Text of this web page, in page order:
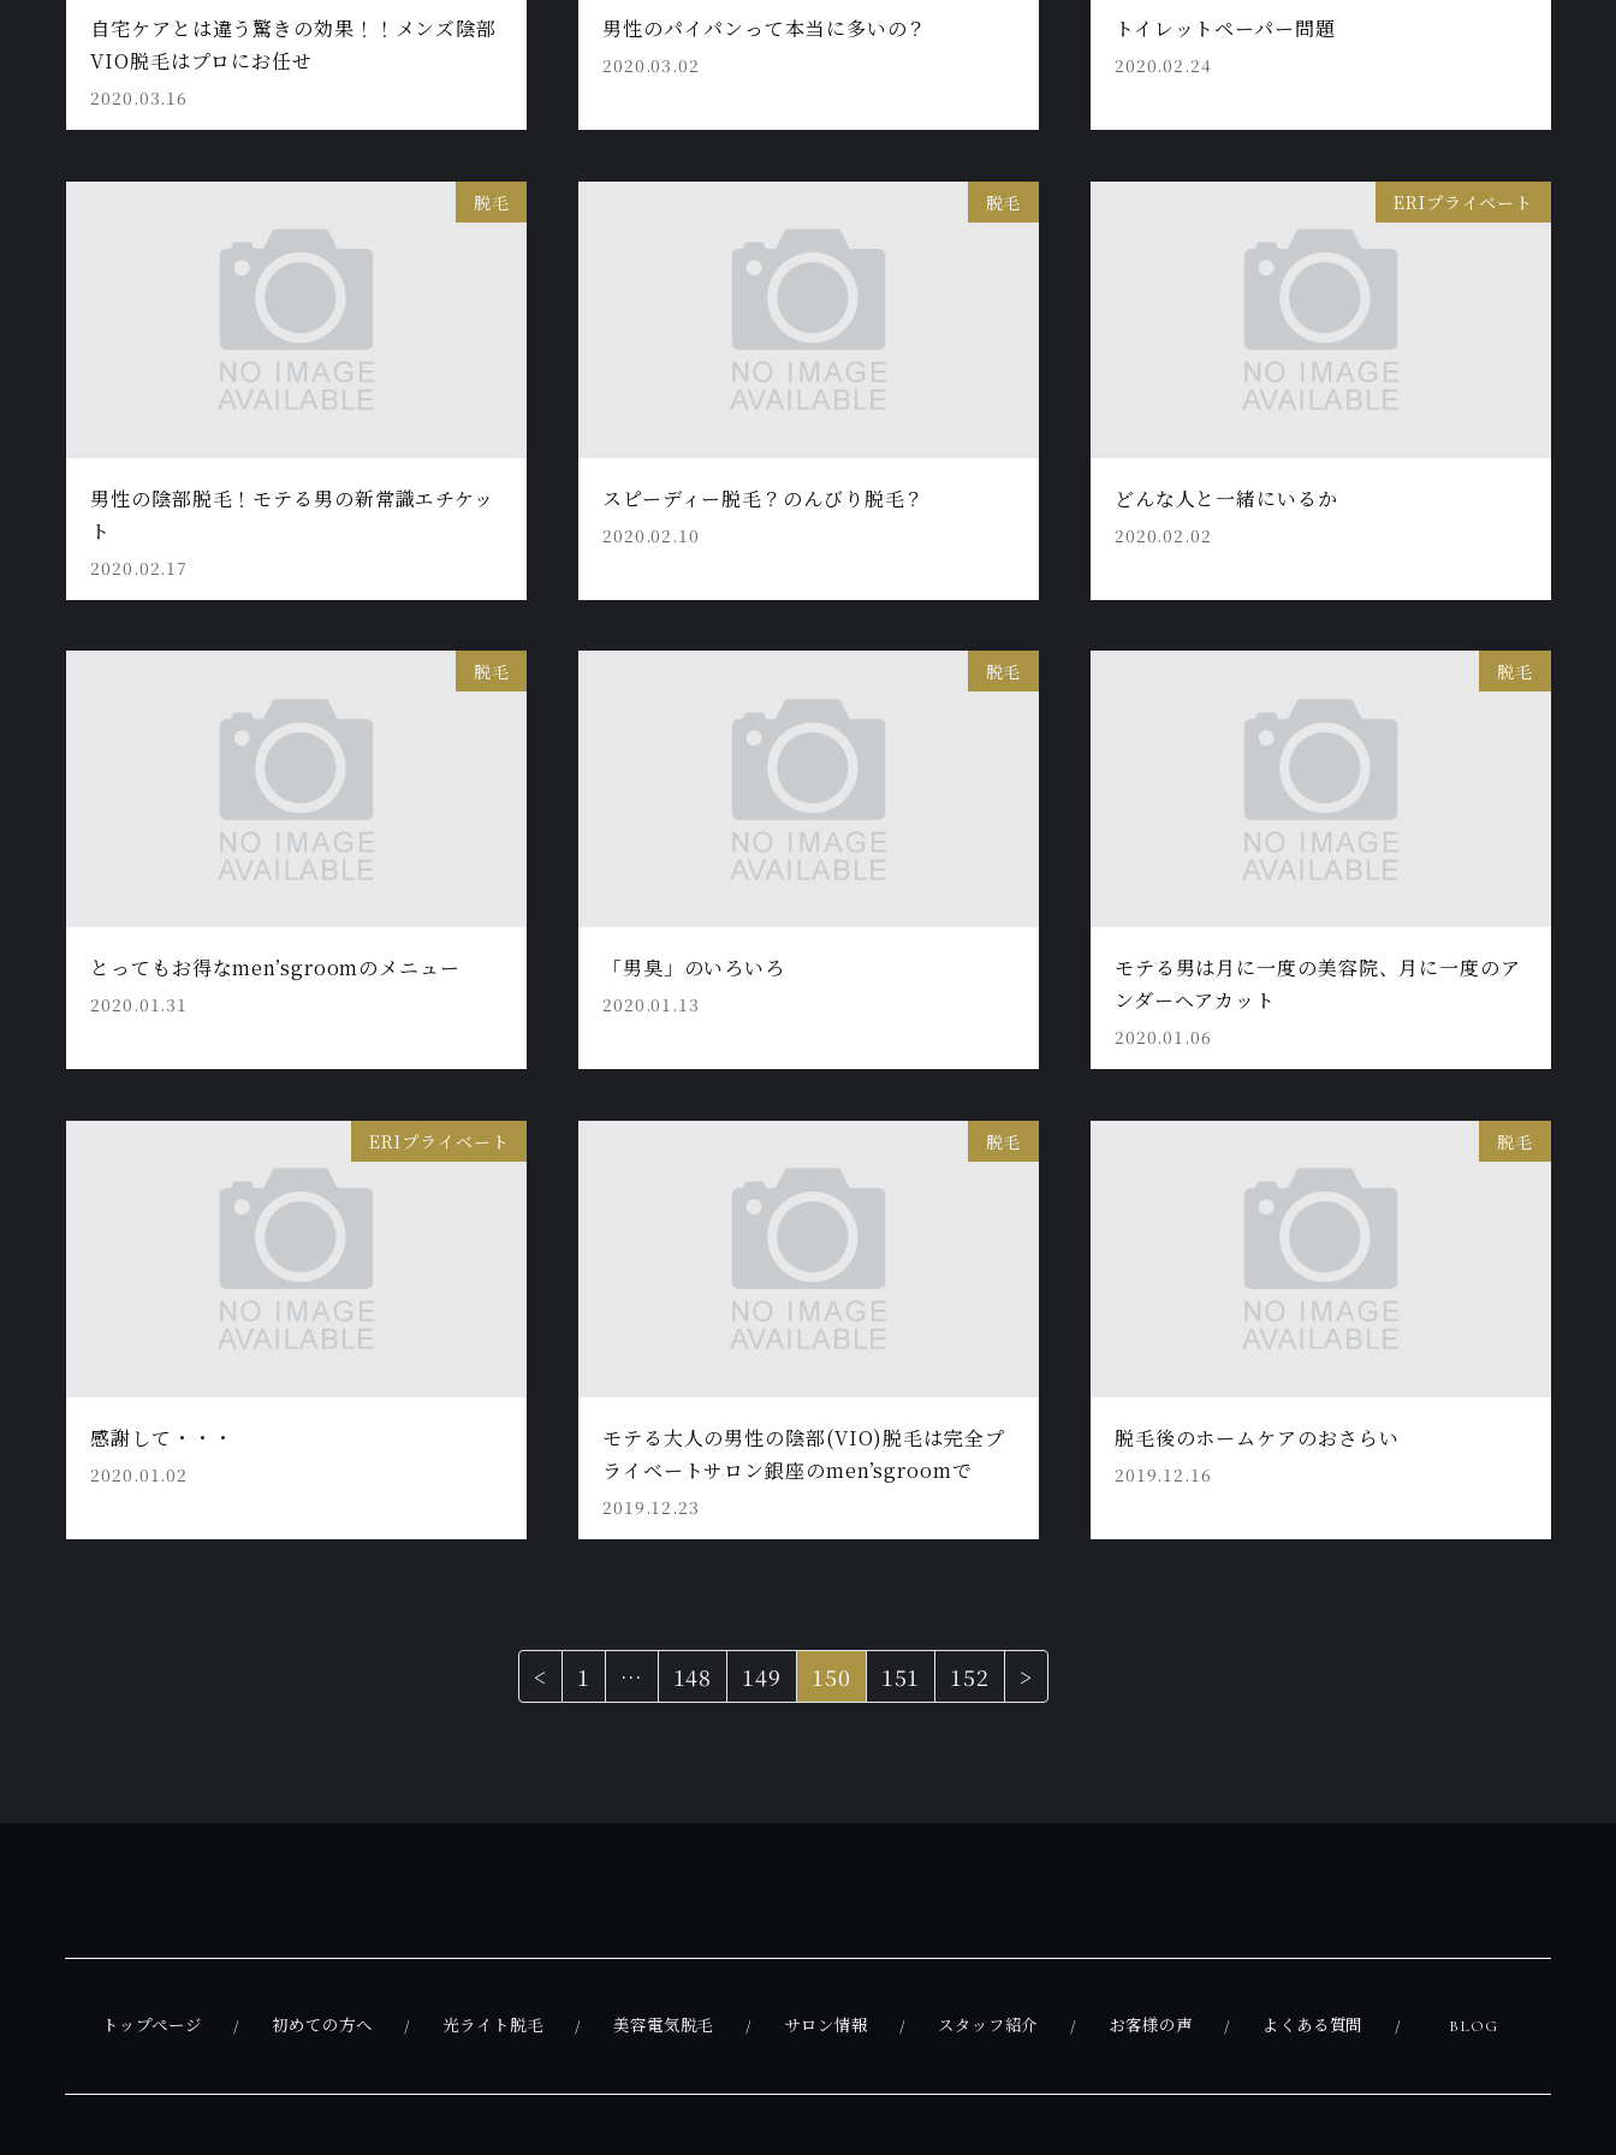
自宅ケアとは違う驚きの効果！！メンズ陰部
VIO脱毛はプロにお任せ
2020.03.16
男性のパイパンって本当に多いの？
2020.03.02
トイレットペーパー問題
2020.02.24
脱毛
男性の陰部脱毛！モテる男の新常識エチケッ
ト
2020.02.17
脱毛
スピーディー脱毛？のんびり脱毛？
2020.02.10
ERIプライベート
どんな人と一緒にいるか
2020.02.02
脱毛
とってもお得なmen’sgroomのメニュー
2020.01.31
脱毛
「男臭」のいろいろ
2020.01.13
脱毛
モテる男は月に一度の美容院、月に一度のア
ンダーヘアカット
2020.01.06
ERIプライベート
感謝して・・・
2020.01.02
脱毛
モテる大人の男性の陰部(VIO)脱毛は完全プ
ライベートサロン銀座のmen’sgroomで
2019.12.23
脱毛
脱毛後のホームケアのおさらい
2019.12.16
< 1 … 148 149 150 151 152 >
トップページ 初めての方へ 光ライト脱毛 美容電気脱毛 サロン情報 スタッフ紹介 お客様の声 よくある質問 BLOG